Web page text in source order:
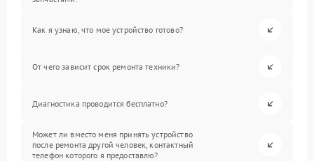
Как я узнаю, что мое устройство готово?
От чего зависит срок ремонта техники?
Диагностика проводится бесплатно?
Может ли вместо меня принять устройство
после ремонта другой человек, контактный
телефон которого я предоставлю?